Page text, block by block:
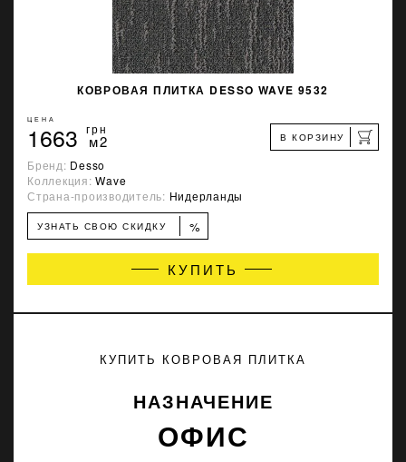
КОВРОВАЯ ПЛИТКА DESSO WAVE 9532
ЦЕНА
1663 грн
м2 В КОРЗИНУ
Бренд: Desso
Коллекция:Wave
Страна-производитель: Нидерланды
УЗНАТЬ СВОЮ СКИДКУ %
КУПИТЬ
КУПИТЬ КОВРОВАЯ ПЛИТКА
НАЗНАЧЕНИЕ
ОФИС